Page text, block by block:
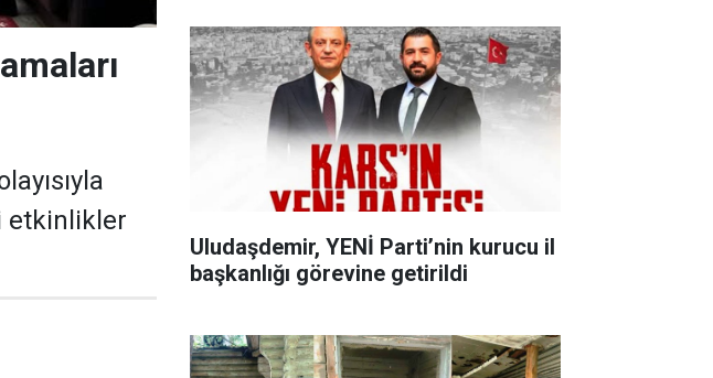
etkinlikler
Uludaşdemir, YENİ Parti’nin kurucu il
başkanlığı görevine getirildi